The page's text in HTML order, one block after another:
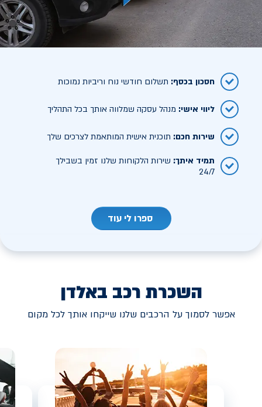
חסכון בכסף: תשלום חודשי נוח וריביות נמוכות
ליווי אישי: מנהל עסקה שמלווה אותך בכל התהליך
שירות חכם: תוכנית אישית המותאמת לצרכים שלך
תמיד איתך: שירות הלקוחות שלנו זמין בשבילך
24/7
ספרו לי עוד
השכרת רכב באלדן
אפשר לסמוך על הרכבים שלנו שייקחו אותך לכל מקום